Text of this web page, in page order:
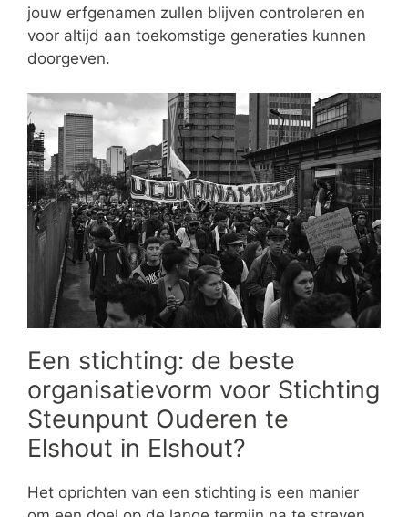
jouw erfgenamen zullen blijven controleren en
voor altijd aan toekomstige generaties kunnen
doorgeven.
Een stichting: de beste
organisatievorm voor Stichting
Steunpunt Ouderen te
Elshout in Elshout?
Het oprichten van een stichting is een manier